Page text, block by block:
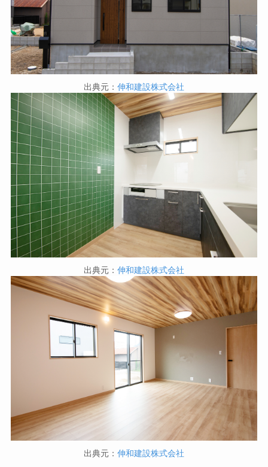
出典元： 伸和建設株式会社
出典元： 伸和建設株式会社
出典元： 伸和建設株式会社